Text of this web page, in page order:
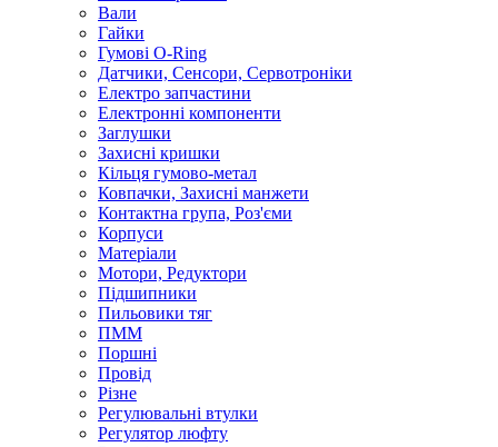
Вали
Гайки
Гумові O-Ring
Датчики, Сенсори, Сервотроніки
Електро запчастини
Електронні компоненти
Заглушки
Захисні кришки
Кільця гумово-метал
Ковпачки, Захисні манжети
Контактна група, Роз'єми
Корпуси
Матеріали
Мотори, Редуктори
Підшипники
Пильовики тяг
ПММ
Поршні
Провід
Різне
Регулювальні втулки
Регулятор люфту